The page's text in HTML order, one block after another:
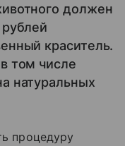
должен
краситель.
том числе
натуральных
процедуру